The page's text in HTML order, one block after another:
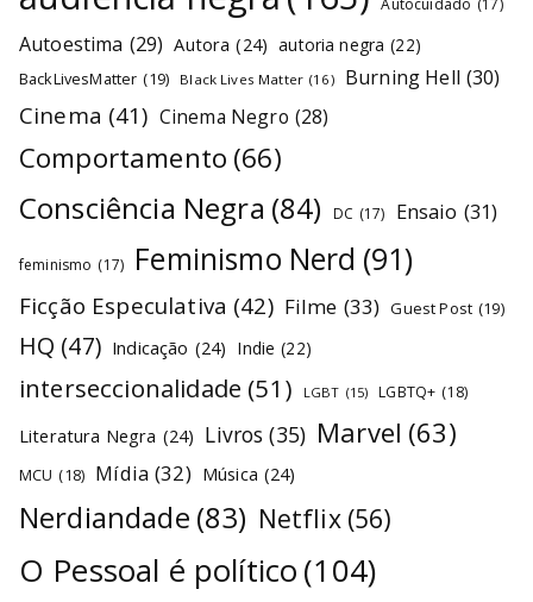
Autocuidado (17)
Autoestima (29) Autora (24) autoria negra (22)
BackLivesMatter (19) Black Lives Matter (16) Burning Hell (30)
Cinema (41) Cinema Negro (28)
Comportamento (66)
Consciência Negra (84) DC (17) Ensaio (31)
feminismo (17) Feminismo Nerd (91)
Ficção Especulativa (42) Filme (33) Guest Post (19)
HQ (47) Indicação (24) Indie (22)
interseccionalidade (51) LGBT (15) LGBTQ+ (18)
Literatura Negra (24) Livros (35) Marvel (63)
MCU (18) Mídia (32) Música (24)
Nerdiandade (83) Netflix (56)
O Pessoal é político(104)